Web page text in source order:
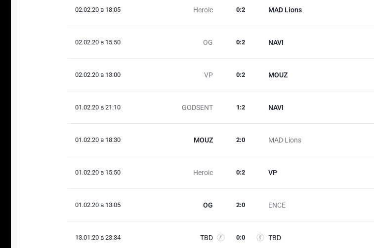
02.02.20 в 18:05 Heroic MAD Lions
0:2
02.02.20 в 15:50 OG NAVI
0:2
02.02.20 в 13:00 VP MOUZ
0:2
01.02.20 в 21:10 GODSENT NAVI
1 :2
01.02.20 в 18:30 MOUZ MAD Lions
2:0
01.02.20 в 15:50 Heroic VP
0:2
01.02.20 в 13:05 OG ENCE
2:0
13.01.20 в 23:34 TBD TBD
0:0